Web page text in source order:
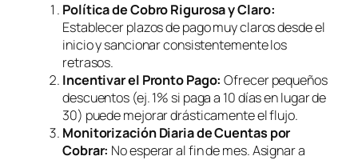
Política de Cobro Rigurosa y Claro:
Establecer plazos de pago muy claros desde el
inicio y sancionar consistentemente los
retrasos.
Incentivar el Pronto Pago: Ofrecer pequeños
descuentos (ej. 1% si paga a 10 días en lugar de
30) puede mejorar drásticamente el flujo.
Monitorización Diaria de Cuentas por
Cobrar: No esperar al fin de mes. Asignar a